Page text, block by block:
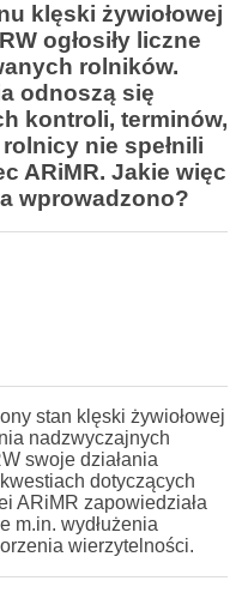
klęski żywiołowej
ogłosiły liczne
rolników.
odnoszą się
kontroli, terminów,
nie spełnili
ARiMR. Jakie więc
wprowadzono?
stan klęski żywiołowej
nadzwyczajnych
swoje działania
dotyczących
ARiMR zapowiedziała
m.in. wydłużenia
wierzytelności.